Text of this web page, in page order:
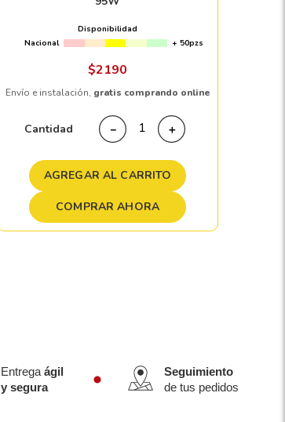
Disponibilidad
Nacional
+ 50pzs
$2190
Envío e instalación, gratis comprando online
Cantidad ＋
－
AGREGAR AL CARRITO
COMPRAR AHORA
Entregaágil
y segura
Seguimiento
de tus pedidos